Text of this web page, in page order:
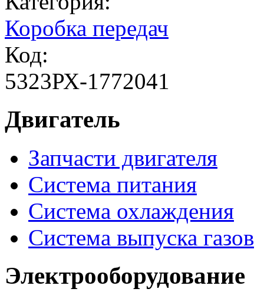
Коробка передач
Код:
5323РХ-1772041
Двигатель
Запчасти двигателя
Система питания
Система охлаждения
Система выпуска газов
Электрооборудование